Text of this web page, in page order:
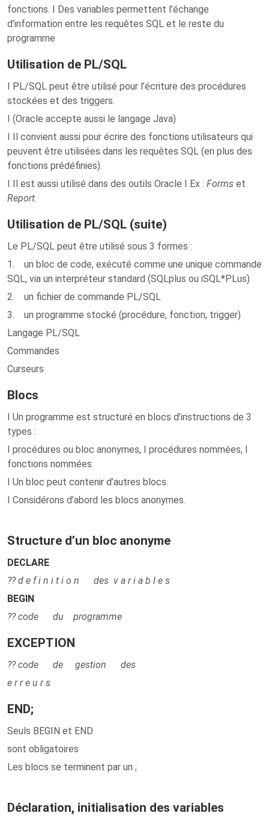
fonctions. I Des variables permettent l’échange
d’information entre les requêtes SQL et le reste du
programme
Utilisation de PL/SQL
I PL/SQL peut être utilisé pour l’écriture des procédures
stockées et des triggers.
I (Oracle accepte aussi le langage Java)
I Il convient aussi pour écrire des fonctions utilisateurs qui
peuvent être utilisées dans les requêtes SQL (en plus des
fonctions prédéfinies).
I Il est aussi utilisé dans des outils Oracle I Ex : Forms et
Report.
Utilisation de PL/SQL (suite)
Le PL/SQL peut être utilisé sous 3 formes :
1. un bloc de code, exécuté comme une unique commande
SQL, via un interpréteur standard (SQLplus ou iSQL*PLus)
2. un fichier de commande PL/SQL
3. un programme stocké (procédure, fonction, trigger)
Langage PL/SQL
Commandes
Curseurs
Blocs
I Un programme est structuré en blocs d’instructions de 3
types :
I procédures ou bloc anonymes, I procédures nommées, I
fonctions nommées.
I Un bloc peut contenir d’autres blocs.
I Considérons d’abord les blocs anonymes.
Structure d’un bloc anonyme
DECLARE
?? d e f i n i t i o n des v a r i a b l e s
BEGIN
?? code du programme
EXCEPTION
?? code de gestion des
e r r e u r s
END;
Seuls BEGIN et END
sont obligatoires
Les blocs se terminent par un ;
Déclaration, initialisation des variables